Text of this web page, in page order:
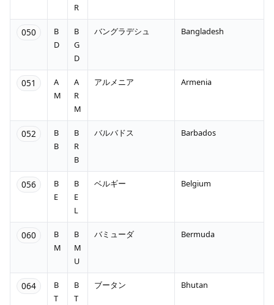
R
050
B
D
B
G
D
バングラデシュ Bangladesh
051
A
M
A
R
M
アルメニア Armenia
052
B
B
B
R
B
バルバドス Barbados
056
B
E
B
E
L
ベルギー Belgium
060
B
M
B
M
U
バミューダ Bermuda
064
B
T
B
T
ブータン Bhutan